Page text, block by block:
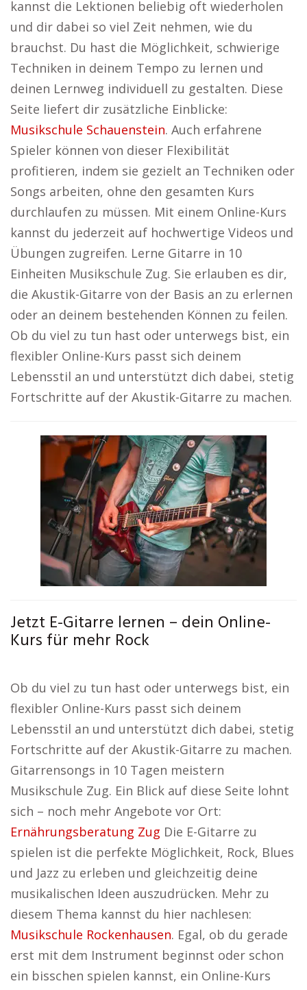
kannst die Lektionen beliebig oft wiederholen
und dir dabei so viel Zeit nehmen, wie du
brauchst. Du hast die Möglichkeit, schwierige
Techniken in deinem Tempo zu lernen und
deinen Lernweg individuell zu gestalten. Diese
Seite liefert dir zusätzliche Einblicke:
Musikschule Schauenstein. Auch erfahrene
Spieler können von dieser Flexibilität
profitieren, indem sie gezielt an Techniken oder
Songs arbeiten, ohne den gesamten Kurs
durchlaufen zu müssen. Mit einem Online-Kurs
kannst du jederzeit auf hochwertige Videos und
Übungen zugreifen. Lerne Gitarre in 10
Einheiten Musikschule Zug. Sie erlauben es dir,
die Akustik-Gitarre von der Basis an zu erlernen
oder an deinem bestehenden Können zu feilen.
Ob du viel zu tun hast oder unterwegs bist, ein
flexibler Online-Kurs passt sich deinem
Lebensstil an und unterstützt dich dabei, stetig
Fortschritte auf der Akustik-Gitarre zu machen.
Jetzt E-Gitarre lernen – dein Online-
Kurs für mehr Rock
Ob du viel zu tun hast oder unterwegs bist, ein
flexibler Online-Kurs passt sich deinem
Lebensstil an und unterstützt dich dabei, stetig
Fortschritte auf der Akustik-Gitarre zu machen.
Gitarrensongs in 10 Tagen meistern
Musikschule Zug. Ein Blick auf diese Seite lohnt
sich – noch mehr Angebote vor Ort:
Ernährungsberatung Zug Die E-Gitarre zu
spielen ist die perfekte Möglichkeit, Rock, Blues
und Jazz zu erleben und gleichzeitig deine
musikalischen Ideen auszudrücken. Mehr zu
diesem Thema kannst du hier nachlesen:
Musikschule Rockenhausen. Egal, ob du gerade
erst mit dem Instrument beginnst oder schon
ein bisschen spielen kannst, ein Online-Kurs